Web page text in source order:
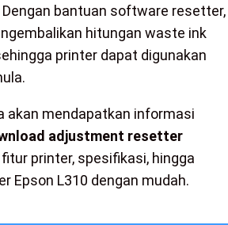
Dengan bantuan software resetter,
hitungan waste ink
printer dapat digunakan
akan mendapatkan informasi
adjustment resetter
fitur printer, spesifikasi, hingga
Epson L310 dengan mudah.